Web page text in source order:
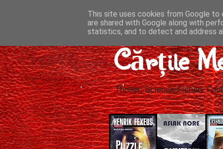
Cărțile
Thriller, Science-Fiction,
This site uses cookies from Google to
are shared with Google along with
statistics, and to detect and address